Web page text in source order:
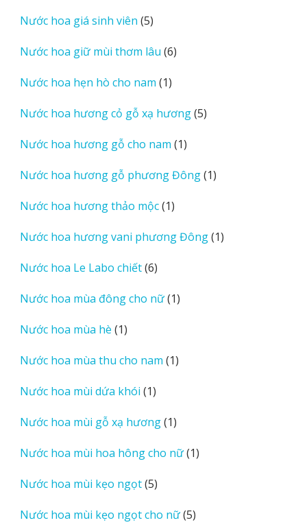
Nước hoa giá sinh viên 55
phẩm
Nước hoa giữ mùi thơm lâu 66
Nước hoa hẹn hò cho nam 11
phẩm
Nước hoa hương cỏ gỗ xạ hương 55
Nước hoa hương gỗ cho nam 11
phẩm
Nước hoa hương gỗ phương Đông 11
Nước hoa hương thảo mộc 11
phẩm
Nước hoa hương vani phương Đông 11
Nước hoa Le Labo chiết 66
phẩm
Nước hoa mùa đông cho nữ 11
Nước hoa mùa hè 11
phẩm
Nước hoa mùa thu cho nam 11
Nước hoa mùi dứa khói 11
phẩm
Nước hoa mùi gỗ xạ hương 11
phẩm
Nước hoa mùi hoa hông cho nữ 11
Nước hoa mùi kẹo ngọt 55
phẩm
Nước hoa mùi kẹo ngọt cho nữ 55